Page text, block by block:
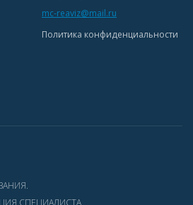
mc-reaviz@mail.ru
Политика конфиденциальности
СПЕЦИАЛИСТА